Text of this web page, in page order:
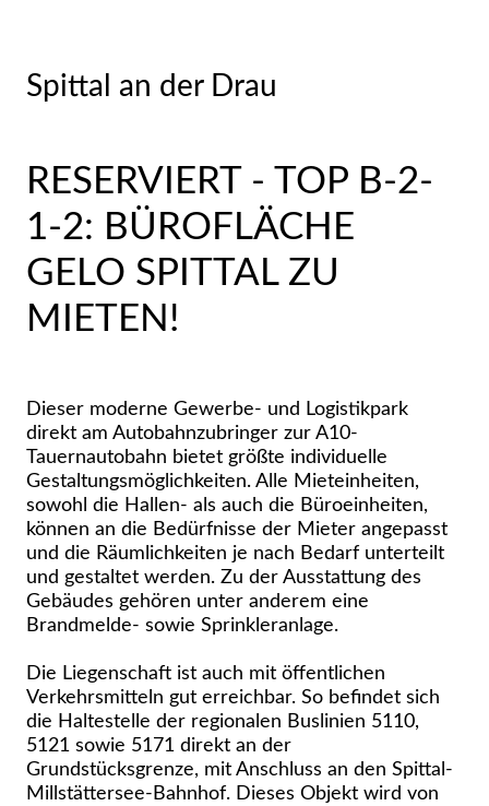
RESERVIERT - TOP B-2-
1-2: BÜROFLÄCHE
GELO SPITTAL ZU
MIETEN!
Spittal an der Drau
Dieser moderne Gewerbe- und Logistikpark
direkt am Autobahnzubringer zur A10-
Tauernautobahn bietet größte individuelle
Gestaltungsmöglichkeiten. Alle Mieteinheiten,
sowohl die Hallen- als auch die Büroeinheiten,
können an die Bedürfnisse der Mieter angepasst
und die Räumlichkeiten je nach Bedarf unterteilt
und gestaltet werden. Zu der Ausstattung des
Gebäudes gehören unter anderem eine
Brandmelde- sowie Sprinkleranlage.
Die Liegenschaft ist auch mit öffentlichen
Verkehrsmitteln gut erreichbar. So befindet sich
die Haltestelle der regionalen Buslinien 5110,
5121 sowie 5171 direkt an der
Grundstücksgrenze, mit Anschluss an den Spittal-
Millstättersee-Bahnhof. Dieses Objekt wird von